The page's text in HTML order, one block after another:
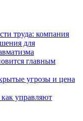
труда: компания
для
главным
угрозы и цена
управляют